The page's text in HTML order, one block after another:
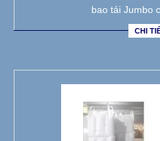
bao tải Jumbo
CHI